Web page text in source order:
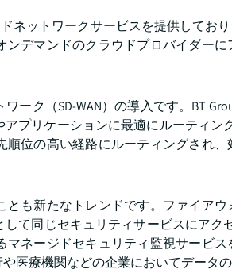
ネットワークサービスを提供してお
デマンドのクラウドプロバイダー
ーク（SD-WAN）の導入です。BT
プリケーションに最適にルーティン
位の高い経路にルーティングされ
も新たなトレンドです。ファイア
同じセキュリティサービスにアクセ
ネージドセキュリティ監視サービ
医療機関などの企業においてデータ